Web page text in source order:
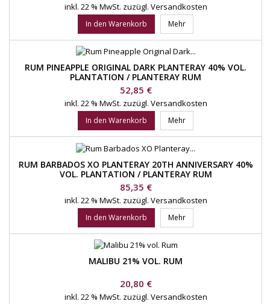
inkl. 22 % MwSt. zuzügl. Versandkosten
In den Warenkorb Mehr
RUM PINEAPPLE ORIGINAL DARK PLANTERAY 40% VOL.
PLANTATION / PLANTERAY RUM
Preis
52,85 €
inkl. 22 % MwSt. zuzügl. Versandkosten
In den Warenkorb Mehr
RUM BARBADOS XO PLANTERAY 20TH ANNIVERSARY 40%
VOL. PLANTATION / PLANTERAY RUM
Preis
85,35 €
inkl. 22 % MwSt. zuzügl. Versandkosten
In den Warenkorb Mehr
MALIBU 21% VOL. RUM
Preis
20,80 €
inkl. 22 % MwSt. zuzügl. Versandkosten